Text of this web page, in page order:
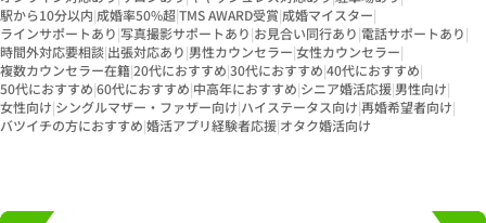
駅から10分以内|成婚率50%超|TMS AWARD受賞|成婚マイスター|
ラインサポートあり|写真撮影サポートあり|お見合い同行あり|電話サポートあり|
時間外対応要相談|出張対応あり|男性カウンセラー|女性カウンセラー|
複数カウンセラー在籍|20代におすすめ|30代におすすめ|40代におすすめ|
50代におすすめ|60代におすすめ|中高年におすすめ|シニア婚活応援|男性向け|
女性向け|シングルマザー・ファザー向け|ハイステータス向け|再婚希望者向け|
バツイチの方におすすめ|婚活アプリ経験者応援|オタク婚活向け